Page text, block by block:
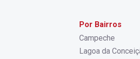
Por Bairros
Campeche
Lagoa da